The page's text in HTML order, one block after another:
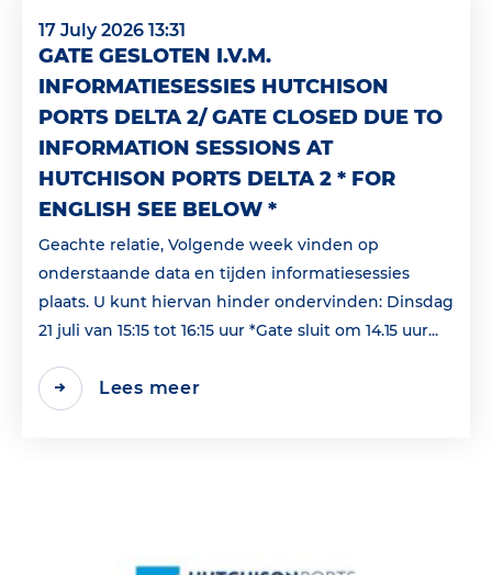
17 July 2026 13:31
GATE GESLOTEN I.V.M.
INFORMATIESESSIES HUTCHISON
PORTS DELTA 2/ GATE CLOSED DUE TO
INFORMATION SESSIONS AT
HUTCHISON PORTS DELTA 2 * FOR
ENGLISH SEE BELOW *
Geachte relatie, Volgende week vinden op
onderstaande data en tijden informatiesessies
plaats. U kunt hiervan hinder ondervinden: Dinsdag
21 juli van 15:15 tot 16:15 uur *Gate sluit om 14.15 uur...
Lees meer